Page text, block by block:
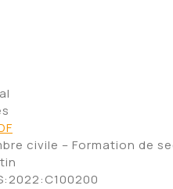
civile – Formation de